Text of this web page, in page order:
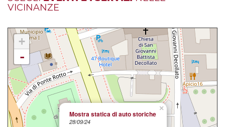
VICINANZE
×
Mostra statica di auto storiche
28/09/24
+
-